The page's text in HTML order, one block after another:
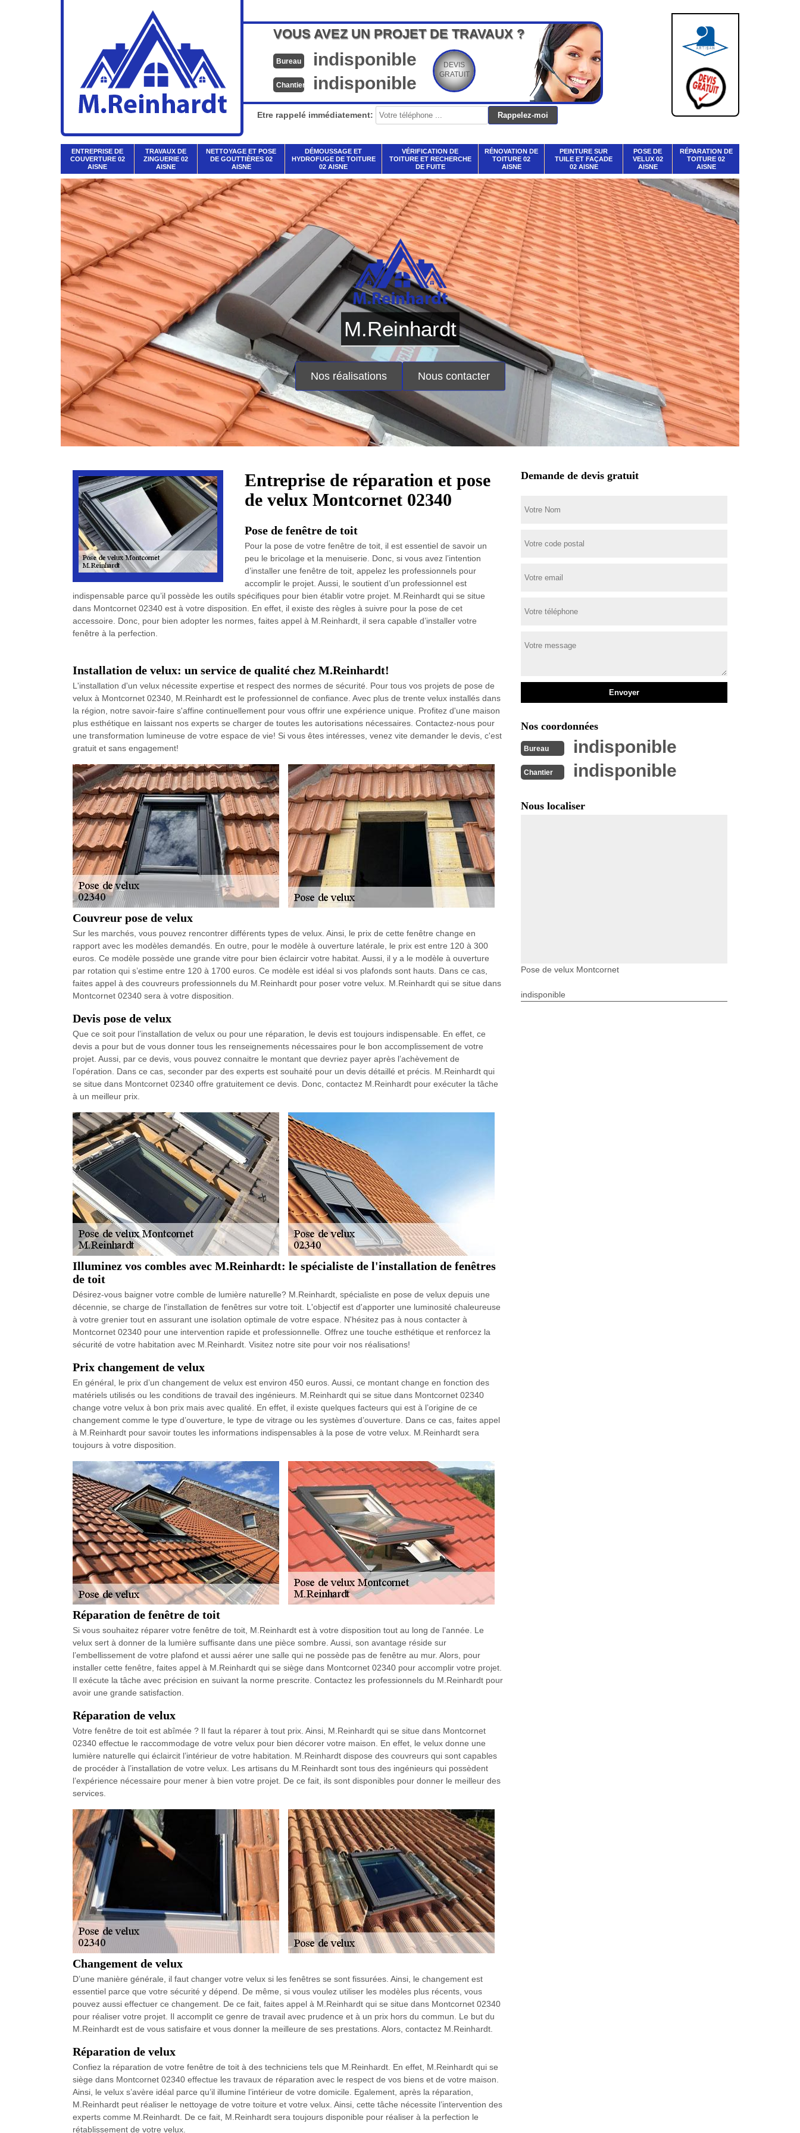
VOUS AVEZ UN PROJET DE TRAVAUX ?
Bureau indisponible
Chantier indisponible
DEVIS
GRATUIT
Etre rappelé immédiatement:
ENTREPRISE DE
COUVERTURE 02
AISNE
TRAVAUX DE
ZINGUERIE 02
AISNE
NETTOYAGE ET POSE
DE GOUTTIÈRES 02
AISNE
DÉMOUSSAGE ET
HYDROFUGE DE TOITURE
02 AISNE
VÉRIFICATION DE
TOITURE ET RECHERCHE
DE FUITE
RÉNOVATION DE
TOITURE 02
AISNE
PEINTURE SUR
TUILE ET FAÇADE
02 AISNE
POSE DE
VELUX 02
AISNE
RÉPARATION DE
TOITURE 02
AISNE
M.Reinhardt
Nos réalisations Nous contacter
Entreprise de réparation et pose
de velux Montcornet 02340
Pose de fenêtre de toit
Pour la pose de votre fenêtre de toit, il est essentiel de savoir un
peu le bricolage et la menuiserie. Donc, si vous avez l’intention
d’installer une fenêtre de toit, appelez les professionnels pour
accomplir le projet. Aussi, le soutient d’un professionnel est
indispensable parce qu’il possède les outils spécifiques pour bien établir votre projet. M.Reinhardt qui se situe
dans Montcornet 02340 est à votre disposition. En effet, il existe des règles à suivre pour la pose de cet
accessoire. Donc, pour bien adopter les normes, faites appel à M.Reinhardt, il sera capable d’installer votre
fenêtre à la perfection.
Installation de velux: un service de qualité chez M.Reinhardt!
L'installation d'un velux nécessite expertise et respect des normes de sécurité. Pour tous vos projets de pose de
velux à Montcornet 02340, M.Reinhardt est le professionnel de confiance. Avec plus de trente velux installés dans
la région, notre savoir-faire s'affine continuellement pour vous offrir une expérience unique. Profitez d'une maison
plus esthétique en laissant nos experts se charger de toutes les autorisations nécessaires. Contactez-nous pour
une transformation lumineuse de votre espace de vie! Si vous êtes intéresses, venez vite demander le devis, c'est
gratuit et sans engagement!
Couvreur pose de velux
Sur les marchés, vous pouvez rencontrer différents types de velux. Ainsi, le prix de cette fenêtre change en
rapport avec les modèles demandés. En outre, pour le modèle à ouverture latérale, le prix est entre 120 à 300
euros. Ce modèle possède une grande vitre pour bien éclaircir votre habitat. Aussi, il y a le modèle à ouverture
par rotation qui s’estime entre 120 à 1700 euros. Ce modèle est idéal si vos plafonds sont hauts. Dans ce cas,
faites appel à des couvreurs professionnels du M.Reinhardt pour poser votre velux. M.Reinhardt qui se situe dans
Montcornet 02340 sera à votre disposition.
Devis pose de velux
Que ce soit pour l’installation de velux ou pour une réparation, le devis est toujours indispensable. En effet, ce
devis a pour but de vous donner tous les renseignements nécessaires pour le bon accomplissement de votre
projet. Aussi, par ce devis, vous pouvez connaitre le montant que devriez payer après l’achèvement de
l’opération. Dans ce cas, seconder par des experts est souhaité pour un devis détaillé et précis. M.Reinhardt qui
se situe dans Montcornet 02340 offre gratuitement ce devis. Donc, contactez M.Reinhardt pour exécuter la tâche
à un meilleur prix.
Illuminez vos combles avec M.Reinhardt: le spécialiste de l'installation de fenêtres
de toit
Désirez-vous baigner votre comble de lumière naturelle? M.Reinhardt, spécialiste en pose de velux depuis une
décennie, se charge de l'installation de fenêtres sur votre toit. L'objectif est d'apporter une luminosité chaleureuse
à votre grenier tout en assurant une isolation optimale de votre espace. N'hésitez pas à nous contacter à
Montcornet 02340 pour une intervention rapide et professionnelle. Offrez une touche esthétique et renforcez la
sécurité de votre habitation avec M.Reinhardt. Visitez notre site pour voir nos réalisations!
Prix changement de velux
En général, le prix d’un changement de velux est environ 450 euros. Aussi, ce montant change en fonction des
matériels utilisés ou les conditions de travail des ingénieurs. M.Reinhardt qui se situe dans Montcornet 02340
change votre velux à bon prix mais avec qualité. En effet, il existe quelques facteurs qui est à l’origine de ce
changement comme le type d’ouverture, le type de vitrage ou les systèmes d’ouverture. Dans ce cas, faites appel
à M.Reinhardt pour savoir toutes les informations indispensables à la pose de votre velux. M.Reinhardt sera
toujours à votre disposition.
Réparation de fenêtre de toit
Si vous souhaitez réparer votre fenêtre de toit, M.Reinhardt est à votre disposition tout au long de l’année. Le
velux sert à donner de la lumière suffisante dans une pièce sombre. Aussi, son avantage réside sur
l’embellissement de votre plafond et aussi aérer une salle qui ne possède pas de fenêtre au mur. Alors, pour
installer cette fenêtre, faites appel à M.Reinhardt qui se siège dans Montcornet 02340 pour accomplir votre projet.
Il exécute la tâche avec précision en suivant la norme prescrite. Contactez les professionnels du M.Reinhardt pour
avoir une grande satisfaction.
Réparation de velux
Votre fenêtre de toit est abîmée ? Il faut la réparer à tout prix. Ainsi, M.Reinhardt qui se situe dans Montcornet
02340 effectue le raccommodage de votre velux pour bien décorer votre maison. En effet, le velux donne une
lumière naturelle qui éclaircit l’intérieur de votre habitation. M.Reinhardt dispose des couvreurs qui sont capables
de procéder à l’installation de votre velux. Les artisans du M.Reinhardt sont tous des ingénieurs qui possèdent
l’expérience nécessaire pour mener à bien votre projet. De ce fait, ils sont disponibles pour donner le meilleur des
services.
Changement de velux
D’une manière générale, il faut changer votre velux si les fenêtres se sont fissurées. Ainsi, le changement est
essentiel parce que votre sécurité y dépend. De même, si vous voulez utiliser les modèles plus récents, vous
pouvez aussi effectuer ce changement. De ce fait, faites appel à M.Reinhardt qui se situe dans Montcornet 02340
pour réaliser votre projet. Il accomplit ce genre de travail avec prudence et à un prix hors du commun. Le but du
M.Reinhardt est de vous satisfaire et vous donner la meilleure de ses prestations. Alors, contactez M.Reinhardt.
Réparation de velux
Confiez la réparation de votre fenêtre de toit à des techniciens tels que M.Reinhardt. En effet, M.Reinhardt qui se
siège dans Montcornet 02340 effectue les travaux de réparation avec le respect de vos biens et de votre maison.
Ainsi, le velux s’avère idéal parce qu’il illumine l’intérieur de votre domicile. Egalement, après la réparation,
M.Reinhardt peut réaliser le nettoyage de votre toiture et votre velux. Ainsi, cette tâche nécessite l’intervention des
experts comme M.Reinhardt. De ce fait, M.Reinhardt sera toujours disponible pour réaliser à la perfection le
rétablissement de votre velux.
Demande de devis gratuit
Nos coordonnées
Bureau indisponible
Chantier indisponible
Nous localiser
Pose de velux Montcornet
indisponible